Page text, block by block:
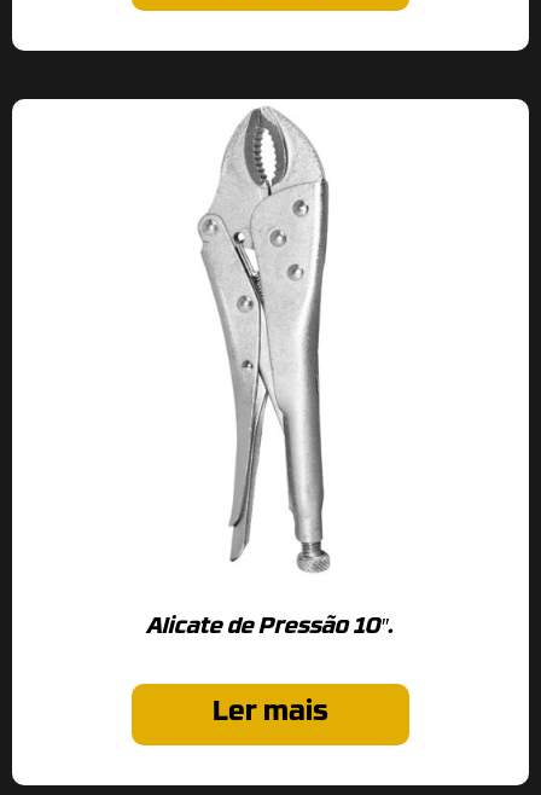
Alicate de Pressão 10″.
Ler mais